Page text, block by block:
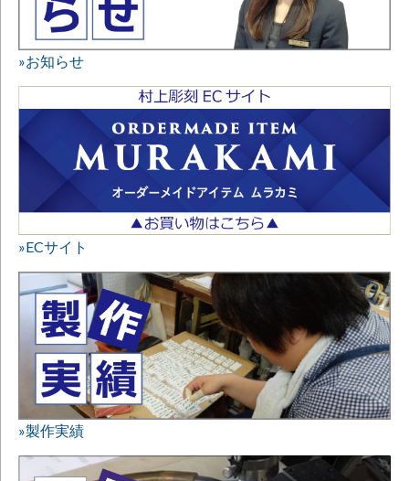
»お知らせ
»ECサイト
»製作実績